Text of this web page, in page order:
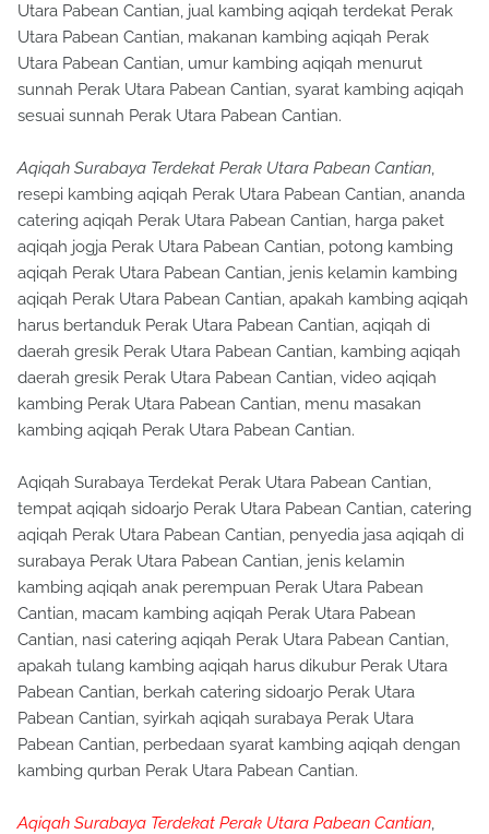
Utara Pabean Cantian, jual kambing aqiqah terdekat Perak
Utara Pabean Cantian, makanan kambing aqiqah Perak
Utara Pabean Cantian, umur kambing aqiqah menurut
sunnah Perak Utara Pabean Cantian, syarat kambing aqiqah
sesuai sunnah Perak Utara Pabean Cantian.
Aqiqah Surabaya Terdekat Perak Utara Pabean Cantian,
resepi kambing aqiqah Perak Utara Pabean Cantian, ananda
catering aqiqah Perak Utara Pabean Cantian, harga paket
aqiqah jogja Perak Utara Pabean Cantian, potong kambing
aqiqah Perak Utara Pabean Cantian, jenis kelamin kambing
aqiqah Perak Utara Pabean Cantian, apakah kambing aqiqah
harus bertanduk Perak Utara Pabean Cantian, aqiqah di
daerah gresik Perak Utara Pabean Cantian, kambing aqiqah
daerah gresik Perak Utara Pabean Cantian, video aqiqah
kambing Perak Utara Pabean Cantian, menu masakan
kambing aqiqah Perak Utara Pabean Cantian.
Aqiqah Surabaya Terdekat Perak Utara Pabean Cantian,
tempat aqiqah sidoarjo Perak Utara Pabean Cantian, catering
aqiqah Perak Utara Pabean Cantian, penyedia jasa aqiqah di
surabaya Perak Utara Pabean Cantian, jenis kelamin
kambing aqiqah anak perempuan Perak Utara Pabean
Cantian, macam kambing aqiqah Perak Utara Pabean
Cantian, nasi catering aqiqah Perak Utara Pabean Cantian,
apakah tulang kambing aqiqah harus dikubur Perak Utara
Pabean Cantian, berkah catering sidoarjo Perak Utara
Pabean Cantian, syirkah aqiqah surabaya Perak Utara
Pabean Cantian, perbedaan syarat kambing aqiqah dengan
kambing qurban Perak Utara Pabean Cantian.
Aqiqah Surabaya Terdekat Perak Utara Pabean Cantian,